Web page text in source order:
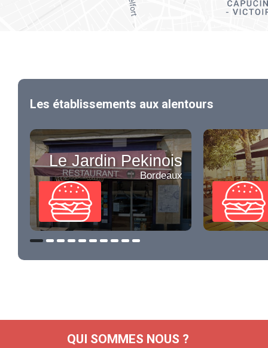
Les établissements aux alentours
Le Jardin Pekinois
Bordeaux
QUI SOMMES NOUS ?